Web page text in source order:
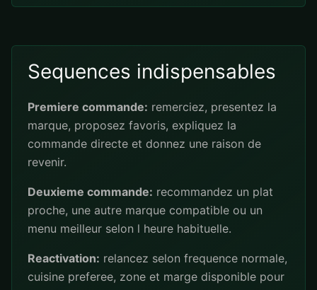
Sequences indispensables
Premiere commande: remerciez, presentez la
marque, proposez favoris, expliquez la
commande directe et donnez une raison de
revenir.
Deuxieme commande: recommandez un plat
proche, une autre marque compatible ou un
menu meilleur selon l heure habituelle.
Reactivation: relancez selon frequence normale,
cuisine preferee, zone et marge disponible pour